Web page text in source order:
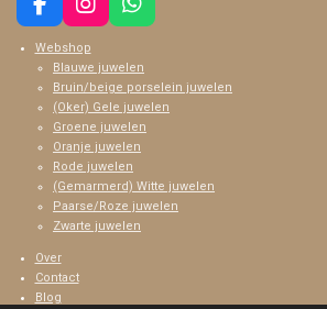
F
a
c
e
b
o
o
I
n
s
t
a
g
r
a
m
W
h
t
s
A
p
p
Webshop
Blauwe juwelen
Bruin/beige porselein juwelen
(Oker) Gele juwelen
Groene juwelen
Oranje juwelen
Rode juwelen
(Gemarmerd) Witte juwelen
Paarse/Roze juwelen
Zwarte juwelen
Over
Contact
Blog